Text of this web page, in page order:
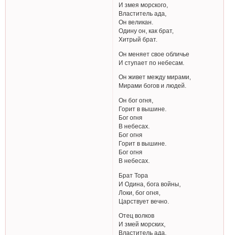
И змея морского,
Властитель ада,
Он великан.
Одину он, как брат,
Хитрый брат.
Он меняет свое обличье
И ступает по небесам.
Он живет между мирами,
Мирами богов и людей.
Он бог огня,
Горит в вышине.
Бог огня
В небесах.
Бог огня
Горит в вышине.
Бог огня
В небесах.
Брат Тора
И Одина, бога войны,
Локи, бог огня,
Царствует вечно.
Отец волков
И змей морских,
Властитель ада,